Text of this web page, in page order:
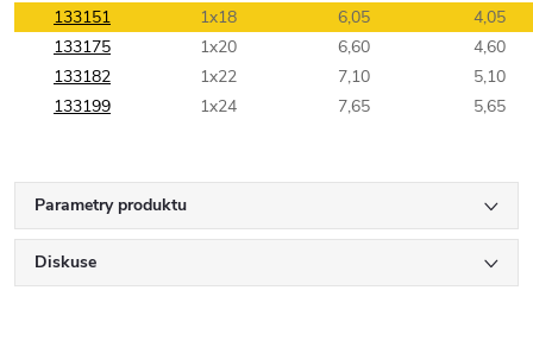
133151
1x18 6,05
4,05
133175
1x20 6,60
4,60
133182
1x22 7,10
5,10
133199
1x24 7,65 5,65
Parametry produktu
Diskuse